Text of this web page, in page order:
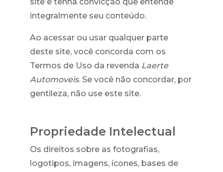
integralmente seu conteúdo.
Ao acessar ou usar qualquer parte
deste site, você concorda com os
Termos de Uso da revenda Laerte
Automoveis. Se você não concordar, por
gentileza, não use este site.
Propriedade Intelectual
Os direitos sobre as fotografias,
logotipos, imagens, ícones, bases de